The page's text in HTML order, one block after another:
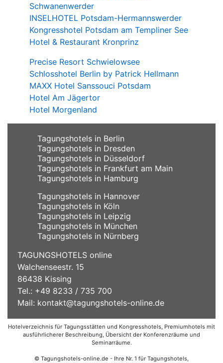
Schwanenwerder
INSELHOTEL Potsdam-Hermannswerder
Kongresshotel Potsdam am Templiner See
Hotel & Restaurant Kronprinz
Precise Resort Schwielowsee
Schlosshotel Berlin by Patrick Hellmann
MAXX Hotel Sanssouci Potsdam
Hotel Am Jägertor
Hotel Morgenland
Tagungshotels in Berlin
Tagungshotels in Dresden
Tagungshotels in Düsseldorf
Tagungshotels in Frankfurt am Main
Tagungshotels in Hamburg
Tagungshotels in Hannover
Tagungshotels in Köln
Tagungshotels in Leipzig
Tagungshotels in München
Tagungshotels in Nürnberg
TAGUNGSHOTELS online
Walchenseestr. 15
86438 Kissing
Tel.: +49 8233 / 735 700
Mail: kontakt@tagungshotels-online.de
Hotelverzeichnis für Tagungsstätten und Kongresshotels, Premiumhotels mit
ausführlicherer Beschreibung, Übersicht der Konferenzräume und
Seminarräume.
© Tagungshotels-online.de - Ihre Nr. 1 für Tagungshotels,